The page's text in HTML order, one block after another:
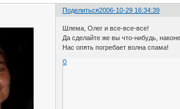
Поделиться2006-10-29 16:34:39
Шлема, Олег и все-все-все!
Да сделайте же вы что-нибудь,
Нас опять погребает волна спама!
0